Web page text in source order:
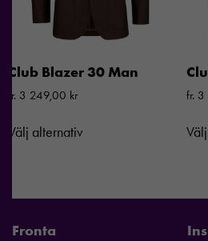
Club Blazer 30 Man
fr. 3 249,00 kr
Välj alternativ
fr. 3
Fronta